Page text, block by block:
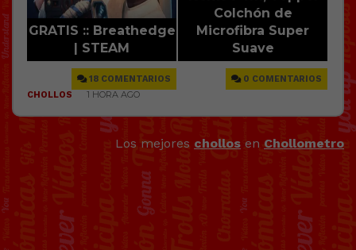
Los mejores chollos en Chollometro